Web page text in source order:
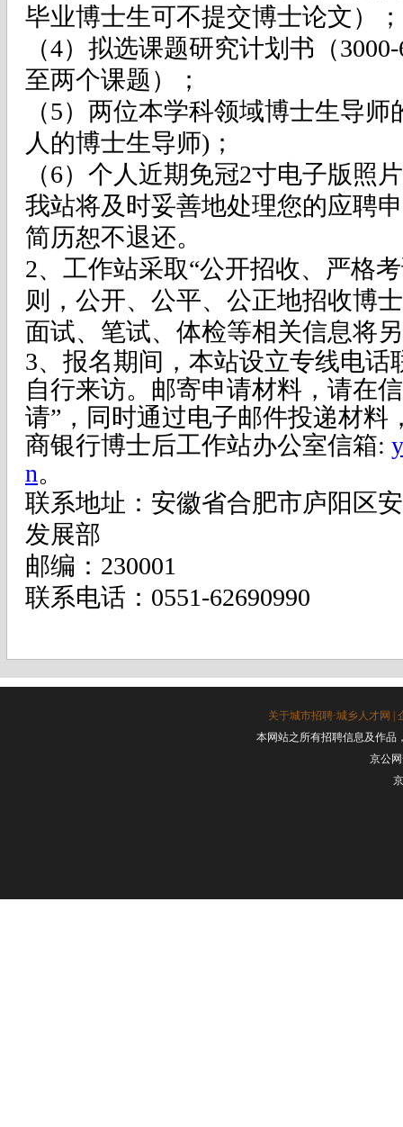
毕业博士生可不提交博士论文）；
（4）拟选课题研究计划书（
至两个课题）；
（5）两位本学科领域博士生导
人的博士生导师)；
（6）个人近期免冠2寸电子版照
我站将及时妥善地处理您的应聘
简历恕不退还。
2、工作站采取“公开招收、严格
则，公开、公平、公正地招收博
面试、笔试、体检等相关信息将
3、报名期间，本站设立专线电话
自行来访。邮寄申请材料，请在
请”，同时通过电子邮件投递材料
商银行博士后工作站办公室信箱:
n。
联系地址：安徽省合肥市庐阳区
发展部
邮编：230001
联系电话：0551-62690990
关于城市招聘·城乡人才网
本网站之所有招聘信息及作品
京公网